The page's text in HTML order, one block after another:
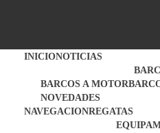
INICIONOTICIAS
BARCOS A MOTOR
NOVEDADES
NAVEGACIONREGATAS